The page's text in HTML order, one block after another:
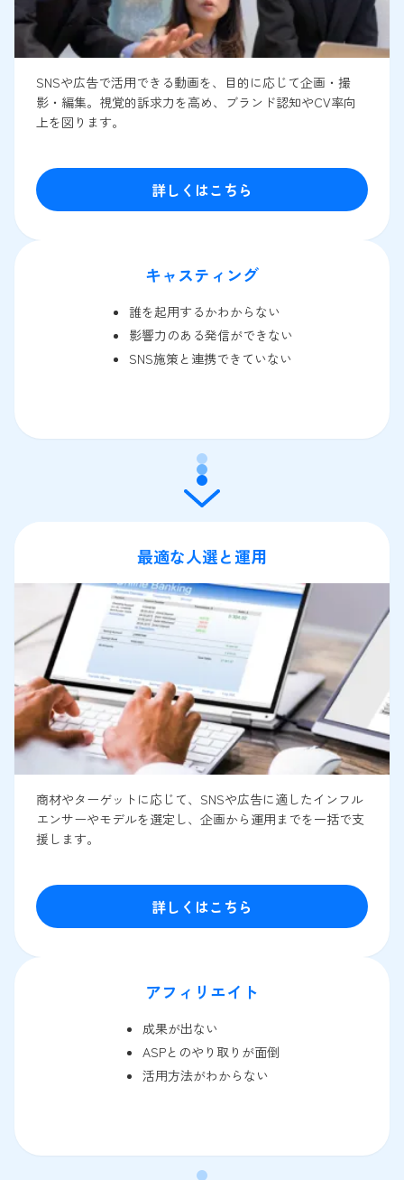
SNSや広告で活用できる動画を、目的に応じて企画・撮
影・編集。視覚的訴求力を高め、ブランド認知やCV率向
上を図ります。
詳しくはこちら
キャスティング
誰を起用するかわからない
影響力のある発信ができない
SNS施策と連携できていない
最適な人選と運用
商材やターゲットに応じて、SNSや広告に適したインフル
エンサーやモデルを選定し、企画から運用までを一括で支
援します。
詳しくはこちら
アフィリエイト
成果が出ない
ASPとのやり取りが面倒
活用方法がわからない